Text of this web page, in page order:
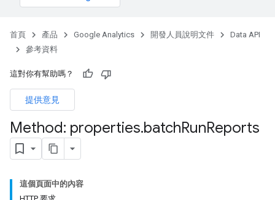
首頁 產品 Google Analytics 開發人員說明文件
Data API
參考資料
這對你有幫助嗎？
提供意見
Method: properties.batchRunReports
這個頁面中的內容